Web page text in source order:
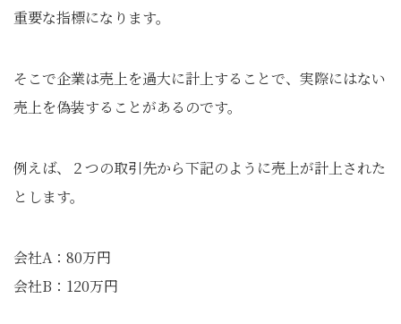
重要な指標になります。
そこで企業は売上を過大に計上することで、実際にはない
売上を偽装することがあるのです。
例えば、２つの取引先から下記のように売上が計上された
とします。
会社A：80万円
会社B：120万円